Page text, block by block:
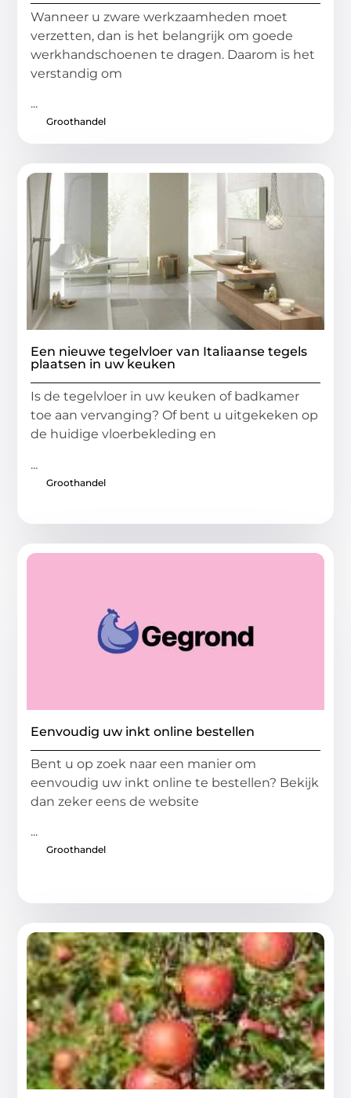
Wanneer u zware werkzaamheden moet
verzetten, dan is het belangrijk om goede
werkhandschoenen te dragen. Daarom is het
verstandig om
...
Groothandel
Een nieuwe tegelvloer van Italiaanse tegels
plaatsen in uw keuken
Is de tegelvloer in uw keuken of badkamer
toe aan vervanging? Of bent u uitgekeken op
de huidige vloerbekleding en
...
Groothandel
Eenvoudig uw inkt online bestellen
Bent u op zoek naar een manier om
eenvoudig uw inkt online te bestellen? Bekijk
dan zeker eens de website
...
Groothandel